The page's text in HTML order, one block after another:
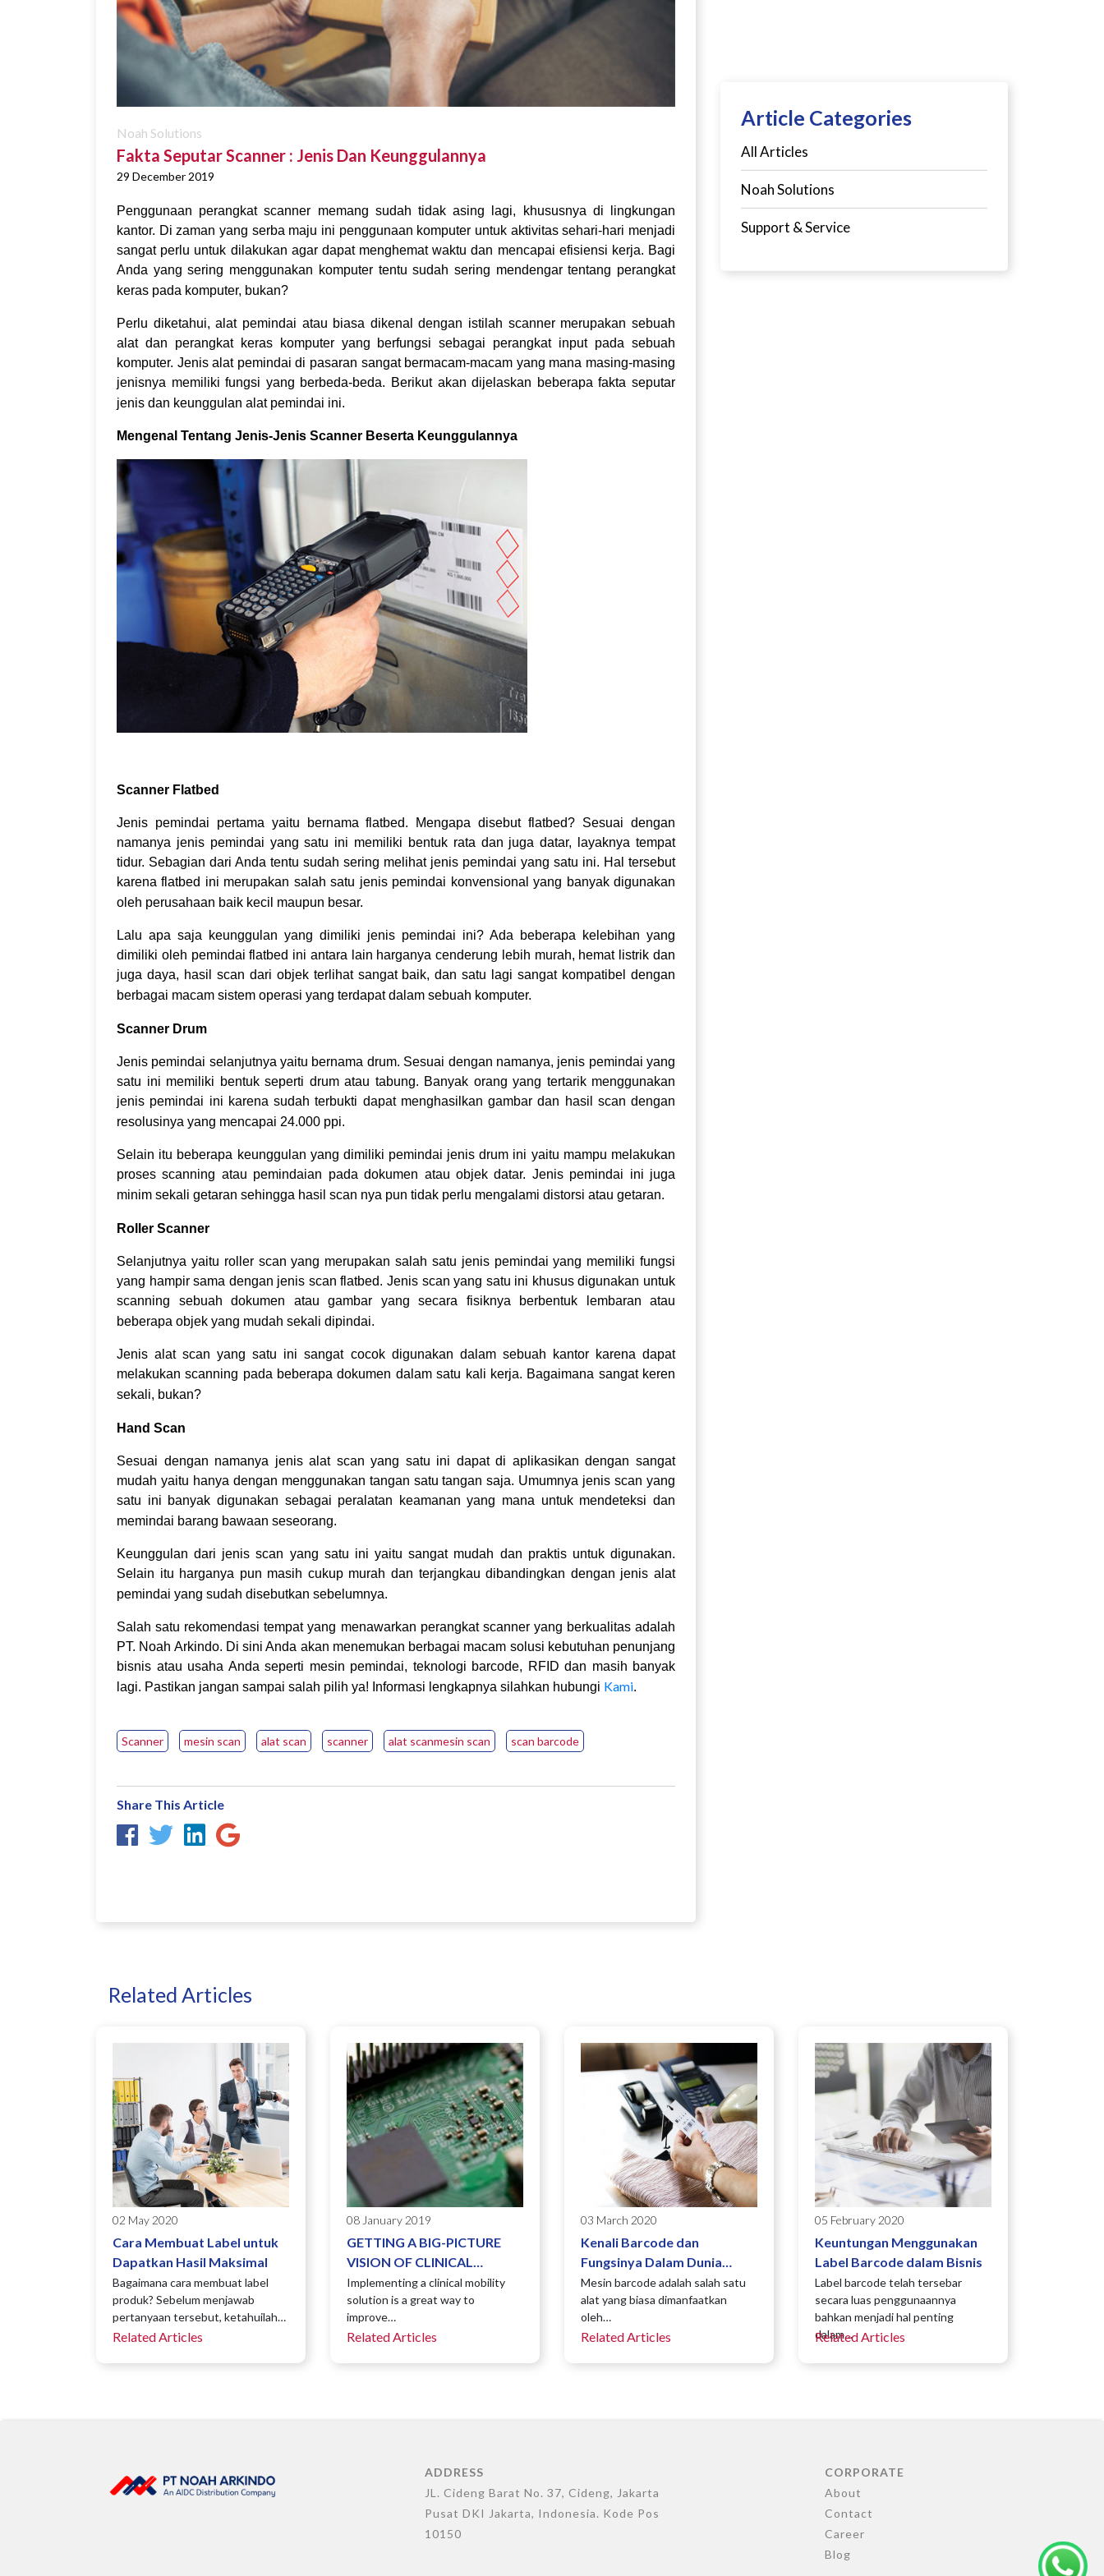
Noah Solutions
Fakta Seputar Scanner : Jenis Dan Keunggulannya
29 December 2019
Penggunaan perangkat scanner memang sudah tidak asing lagi, khususnya di
lingkungan
kantor. Di zaman yang serba maju ini penggunaan komputer untuk aktivitas sehari-hari menjadi
sangat perlu untuk dilakukan agar dapat menghemat waktu dan mencapai efisiensi kerja. Bagi
Anda yang sering menggunakan komputer tentu sudah sering mendengar tentang perangkat
keras pada komputer, bukan?
Perlu diketahui, alat pemindai atau biasa dikenal dengan istilah scanner merupakan sebuah
alat dan perangkat keras komputer yang berfungsi sebagai perangkat input pada sebuah
komputer. Jenis alat pemindai di pasaran sangat bermacam-macam yang mana masing-masing
jenisnya memiliki fungsi yang berbeda-beda. Berikut akan dijelaskan beberapa fakta seputar
jenis dan keunggulan alat pemindai ini.
Mengenal Tentang Jenis-Jenis Scanner Beserta Keunggulannya
Scanner Flatbed
Jenis pemindai pertama yaitu bernama flatbed. Mengapa disebut flatbed? Sesuai dengan
namanya jenis pemindai yang satu ini memiliki bentuk rata dan juga datar, layaknya tempat
tidur. Sebagian dari Anda tentu sudah sering melihat jenis pemindai yang satu ini. Hal tersebut
karena flatbed ini merupakan salah satu jenis pemindai konvensional yang banyak digunakan
oleh perusahaan baik kecil maupun besar.
Lalu apa saja keunggulan yang dimiliki jenis pemindai ini? Ada beberapa kelebihan yang
dimiliki oleh pemindai flatbed ini antara lain harganya cenderung lebih murah, hemat listrik dan
juga daya, hasil scan dari objek terlihat sangat baik, dan satu lagi sangat kompatibel dengan
berbagai macam sistem operasi yang terdapat dalam sebuah komputer.
Scanner Drum
Jenis pemindai selanjutnya yaitu bernama drum. Sesuai dengan namanya, jenis pemindai yang
satu ini memiliki bentuk seperti drum atau tabung. Banyak orang yang tertarik menggunakan
jenis pemindai ini karena sudah terbukti dapat menghasilkan gambar dan hasil scan dengan
resolusinya yang mencapai 24.000 ppi.
Selain itu beberapa keunggulan yang dimiliki pemindai jenis drum ini yaitu mampu melakukan
proses scanning atau pemindaian pada dokumen atau objek datar. Jenis pemindai ini juga
minim sekali getaran sehingga hasil scan nya pun tidak perlu mengalami distorsi atau getaran.
Roller Scanner
Selanjutnya yaitu roller scan yang merupakan salah satu jenis pemindai yang memiliki fungsi
yang hampir sama dengan jenis scan flatbed. Jenis scan yang satu ini khusus digunakan untuk
scanning sebuah dokumen atau gambar yang secara fisiknya berbentuk lembaran atau
beberapa objek yang mudah sekali dipindai.
Jenis alat scan yang satu ini sangat cocok digunakan dalam sebuah kantor karena dapat
melakukan scanning pada beberapa dokumen dalam satu kali kerja. Bagaimana sangat keren
sekali, bukan?
Hand Scan
Sesuai dengan namanya jenis alat scan yang satu ini dapat di aplikasikan dengan sangat
mudah yaitu hanya dengan menggunakan tangan satu tangan saja. Umumnya jenis scan yang
satu ini banyak digunakan sebagai peralatan keamanan yang mana untuk mendeteksi dan
memindai barang bawaan seseorang.
Keunggulan dari jenis scan yang satu ini yaitu sangat mudah dan praktis untuk digunakan.
Selain itu harganya pun masih cukup murah dan terjangkau dibandingkan dengan jenis alat
pemindai yang sudah disebutkan sebelumnya.
Salah satu rekomendasi tempat yang menawarkan perangkat scanner yang berkualitas adalah
PT. Noah Arkindo. Di sini Anda akan menemukan berbagai macam solusi kebutuhan penunjang
bisnis atau usaha Anda seperti mesin pemindai, teknologi barcode, RFID dan masih banyak
lagi. Pastikan jangan sampai salah pilih ya! Informasi lengkapnya silahkan hubungi Kami.
Scanner mesin scan alat scan scanner alat scanmesin scan scan barcode
Share This Article
Article Categories
All Articles
Noah Solutions
Support & Service
Related Articles
02 May 2020
Cara Membuat Label untuk
Dapatkan Hasil Maksimal
Bagaimana cara membuat label
produk? Sebelum menjawab
pertanyaan tersebut, ketahuilah…
Related Articles
08 January 2019
GETTING A BIG-PICTURE
VISION OF CLINICAL
MOBILITY
CONSIDERATIONS
Implementing a clinical mobility
solution is a great way to
improve…
Related Articles
03 March 2020
Kenali Barcode dan
Fungsinya Dalam Dunia
Bisnis
Mesin barcode adalah salah satu
alat yang biasa dimanfaatkan
oleh…
Related Articles
05 February 2020
Keuntungan Menggunakan
Label Barcode dalam Bisnis
Label barcode telah tersebar
secara luas penggunaannya
bahkan menjadi hal penting
dalam…
Related Articles
ADDRESS
JL. Cideng Barat No. 37, Cideng, Jakarta
Pusat DKI Jakarta, Indonesia. Kode Pos
10150
CORPORATE
About
Contact
Career
Blog